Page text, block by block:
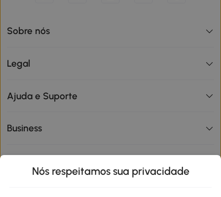
Sobre nós
Legal
Ajuda e Suporte
Business
Nós respeitamos sua privacidade